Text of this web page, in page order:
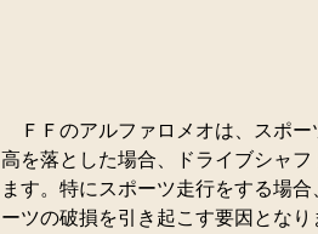
ＦＦのアルファロメオは、スポ
高を落とした場合、ドライブシャ
ます。特にスポーツ走行をする場
ーツの破損を引き起こす要因とな